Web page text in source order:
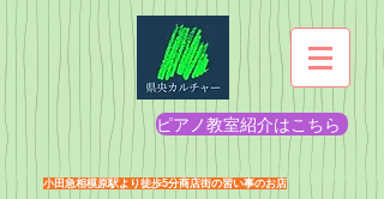
ピアノ教室紹介はこちら
​小田急相模原駅より徒歩5分商店街の習い事のお店